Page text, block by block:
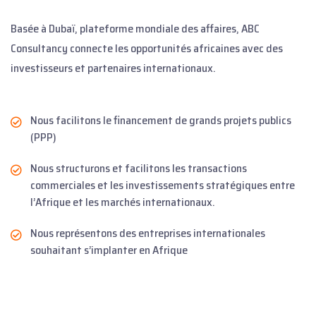
Basée à Dubaï, plateforme mondiale des affaires, ABC
Consultancy connecte les opportunités africaines avec des
investisseurs et partenaires internationaux.
Nous facilitons le financement de grands projets publics
(PPP)
Nous structurons et facilitons les transactions
commerciales et les investissements stratégiques entre
l’Afrique et les marchés internationaux.
Nous représentons des entreprises internationales
souhaitant s’implanter en Afrique